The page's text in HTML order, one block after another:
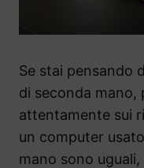
Se stai pensando
di seconda
attentamente sui
un computer
mano sono